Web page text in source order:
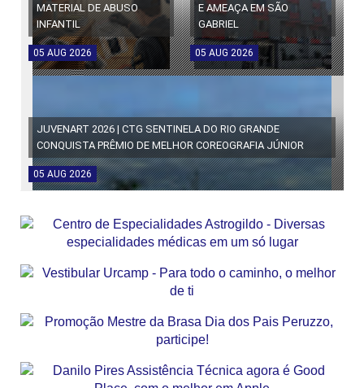
MATERIAL DE ABUSO
INFANTIL
05 AUG 2026
E AMEAÇA EM SÃO
GABRIEL
05 AUG 2026
JUVENART 2026 | CTG SENTINELA DO RIO GRANDE
CONQUISTA PRÊMIO DE MELHOR COREOGRAFIA JÚNIOR
05 AUG 2026